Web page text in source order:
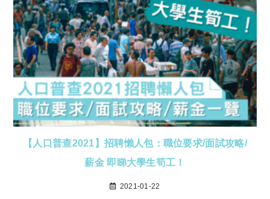
【人口普查2021】招聘懶人包：職位要求/面試攻略/
薪金 即睇大學生筍工！
2021-01-22